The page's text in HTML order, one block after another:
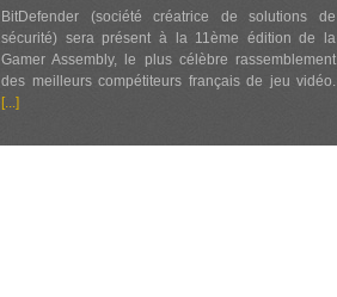
BitDefender (société créatrice de solutions de
sécurité) sera présent à la 11ème édition de la
Gamer Assembly, le plus célèbre rassemblement
des meilleurs compétiteurs français de jeu vidéo.
[...]